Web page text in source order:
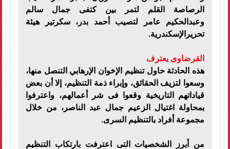
الرصاصة القلم لتمر بين كتفى جمال سالم
وعبدالحكيم عامر لتصيب أحمد بدر، سكرتير هيئة
تحريرالإسكندرية.
القرضاوى يعترف
هذه الحادثة حاول تنظيم الإخوان الإرهابي التنصل منها،
وسعوا لتزيف الحقائق، وإبراء ذمة التنظيم، إلا أن بعض
قياداتهم التاريخية وقعوا فى شر أعمالهم، واعترفوا
بمحاولة اغتيال الزعيم جمال عبد الناصر، من خلال
مجموعة أفراد بالتنظيم السرى.
من أبرز الشخصيات التى اعترفت بارتكاب التنظيم